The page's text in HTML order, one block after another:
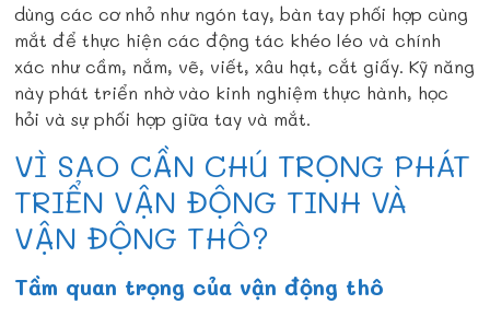
dùng các cơ nhỏ như ngón tay, bàn tay phối hợp cùng
mắt để thực hiện các động tác khéo léo và chính
xác như cầm, nắm, vẽ, viết, xâu hạt, cắt giấy. Kỹ năng
này phát triển nhờ vào kinh nghiệm thực hành, học
hỏi và sự phối hợp giữa tay và mắt.
VÌ SAO CẦN CHÚ TRỌNG PHÁT
TRIỂN VẬN ĐỘNG TINH VÀ
VẬN ĐỘNG THÔ?
Tầm quan trọng của vận động thô